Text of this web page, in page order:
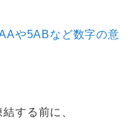
や5ABなど数字の意
する前に、